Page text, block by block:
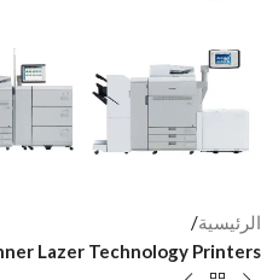
الرئيسية
Lazer Technology Printers